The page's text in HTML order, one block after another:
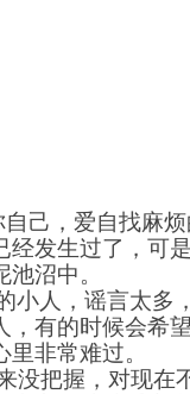
己，爱自找麻烦
经发生过了，可
沼中。
人，谣言太多
，有的时候会希
非常难过。
把握，对现在